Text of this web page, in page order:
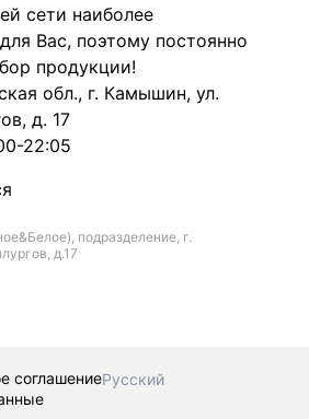
сети наиболее
Вас, поэтому постоянно
продукции!
обл., г. Камышин, ул.
д. 17
22:05
подразделение, г.
д.17
соглашениеРусский